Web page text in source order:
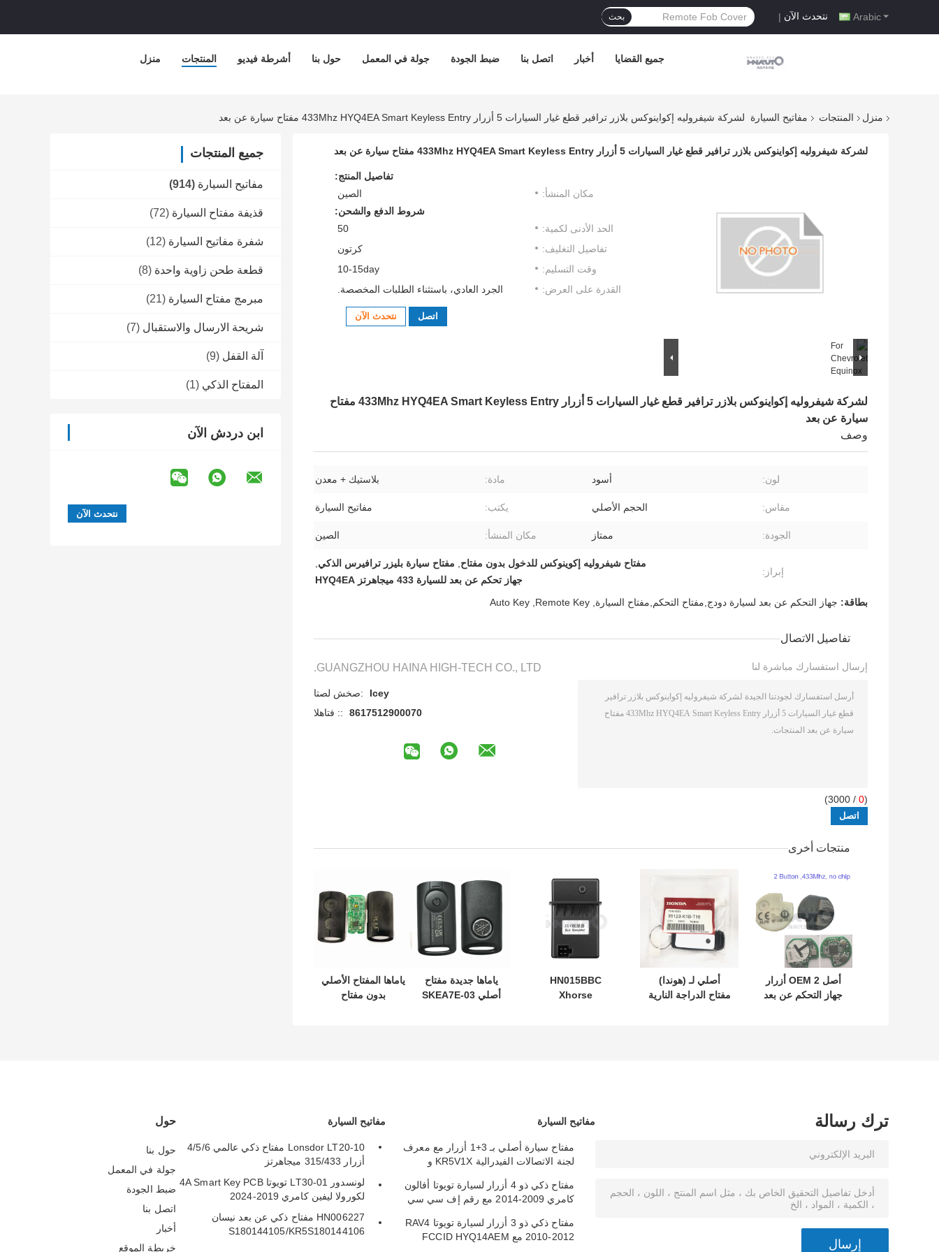
Arabic نتحدث الآن | بحث
منزل المنتجات أشرطة فيديو حول بنا جولة في المعمل ضبط الجودة اتصل بنا أخبار جميع القضايا
منزل المنتجات مفاتيح السيارة لشركة شيفروليه إكواينوكس بلازر ترافير قطع غيار السيارات 5 أزرار 433Mhz HYQ4EA Smart Keyless Entry مفتاح سيارة عن بعد
جميع المنتجات
مفاتيح السيارة (914)
قذيفة مفتاح السيارة (72)
شفرة مفاتيح السيارة (12)
قطعة طحن زاوية واحدة (8)
مبرمج مفتاح السيارة (21)
شريحة الارسال والاستقبال (7)
آلة القفل (9)
المفتاح الذكي (1)
ابن دردش الآن
لشركة شيفروليه إكواينوكس بلازر ترافير قطع غيار السيارات 5 أزرار 433Mhz HYQ4EA Smart Keyless Entry مفتاح سيارة عن بعد
تفاصيل المنتج:
مكان المنشأ:
الصين
شروط الدفع والشحن:
الحد الأدنى لكمية:
50
تفاصيل التغليف:
كرتون
وقت التسليم:
10-15day
القدرة على العرض:
الجرد العادي، باستثناء الطلبات المخصصة.
اتصل نتحدث الآن
لشركة شيفروليه إكواينوكس بلازر ترافير قطع غيار السيارات 5 أزرار 433Mhz HYQ4EA Smart Keyless Entry مفتاح
سيارة عن بعد
وصف
لون: أسود مادة: بلاستيك + معدن
مقاس: الحجم الأصلي يكتب: مفاتيح السيارة
الجودة: ممتاز مكان المنشأ: الصين
إبراز:
مفتاح شيفروليه إكوينوكس للدخول بدون مفتاح, مفتاح سيارة بليزر ترافيرس الذكي,
جهاز تحكم عن بعد للسيارة 433 ميجاهرتز HYQ4EA
بطاقة: جهاز التحكم عن بعد لسيارة دودج,مفتاح التحكم,مفتاح السيارة,
Remote Key
,
Auto Key
تفاصيل الاتصال
GUANGZHOU HAINA HIGH-TECH CO., LTD.
اتصل شخص:
Icey
الهاتف ::
8617512900070
إرسال استفسارك مباشرة لنا
(
0
/ 3000)
منتجات أخرى
أصل OEM 2 أزرار
جهاز التحكم عن بعد
أصلي لـ (هوندا)
مفتاح الدراجة النارية
HN015BBC
Xhorse
ياماها جديدة مفتاح
أصلي SKEA7E-03
ياماها المفتاح الأصلي
بدون مفتاح
حول
حول بنا
جولة في المعمل
ضبط الجودة
اتصل بنا
أخبار
خريطة الموقع
مفاتيح السيارة
Lonsdor LT20-10 مفتاح ذكي عالمي 4/5/6
أزرار 315/433 ميجاهرتز
لونسدور LT30-01 تويوتا 4A Smart Key PCB
لكورولا ليفين كامري 2019-2024
HN006227 مفتاح ذكي عن بعد نيسان
S180144105/KR5S180144106
مفاتيح السيارة
مفتاح سيارة أصلي بـ 3+1 أزرار مع معرف
لجنة الاتصالات الفيدرالية KR5V1X و
مفتاح ذكي ذو 4 أزرار لسيارة تويوتا أفالون
كامري 2009-2014 مع رقم إف سي سي
مفتاح ذكي ذو 3 أزرار لسيارة تويوتا RAV4
2010-2012 مع FCCID HYQ14AEM
ترك رسالة